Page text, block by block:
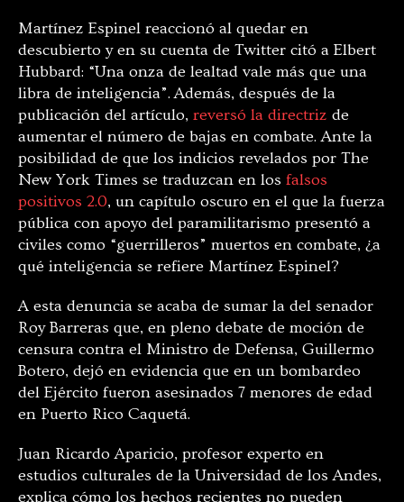
Martínez Espinel reaccionó al quedar en
descubierto y en su cuenta de Twitter citó a Elbert
Hubbard: “Una onza de lealtad vale más que una
libra de inteligencia”. Además, después de la
publicación del artículo, reversó la directriz de
aumentar el número de bajas en combate. Ante la
posibilidad de que los indicios revelados por The
New York Times se traduzcan en los falsos
positivos 2.0, un capítulo oscuro en el que la fuerza
pública con apoyo del paramilitarismo presentó a
civiles como “guerrilleros” muertos en combate, ¿a
qué inteligencia se refiere Martínez Espinel?
A esta denuncia se acaba de sumar la del senador
Roy Barreras que, en pleno debate de moción de
censura contra el Ministro de Defensa, Guillermo
Botero, dejó en evidencia que en un bombardeo
del Ejército fueron asesinados 7 menores de edad
en Puerto Rico Caquetá.
Juan Ricardo Aparicio, profesor experto en
estudios culturales de la Universidad de los Andes,
explica cómo los hechos recientes no pueden